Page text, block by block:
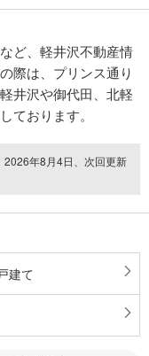
ど、軽井沢不動産情
際は、プリンス通り
井沢や御代田、北軽
ております。
年8月4日、次回更新
建て